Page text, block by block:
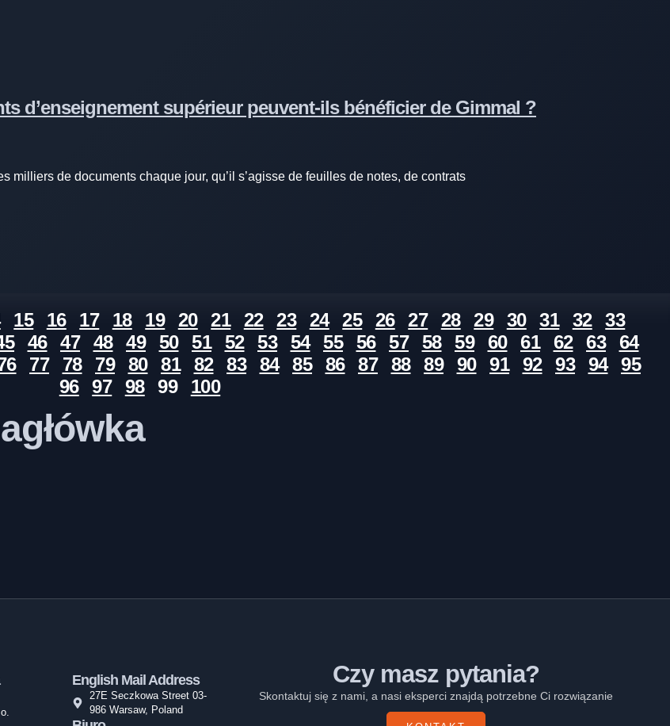
d’enseignement supérieur peuvent-ils bénéficier de Gimmal ?
milliers de documents chaque jour, qu’il s’agisse de feuilles de notes, de contrats
15 16 17 18 19 20 21 22 23 24 25 26 27 28 29 30 31 32
33
46 47 48 49 50 51 52 53 54 55 56 57 58 59 60 61 62 63
64
77 78 79 80 81 82 83 84 85 86 87 88 89 90 91 92 93 94
95
96
97 98 99 100
English Mail Address
27E Seczkowa Street 03-
986 Warsaw, Poland
Czy masz pytania?
Skontaktuj się z nami, a nasi eksperci znajdą potrzebne Ci rozwiązanie